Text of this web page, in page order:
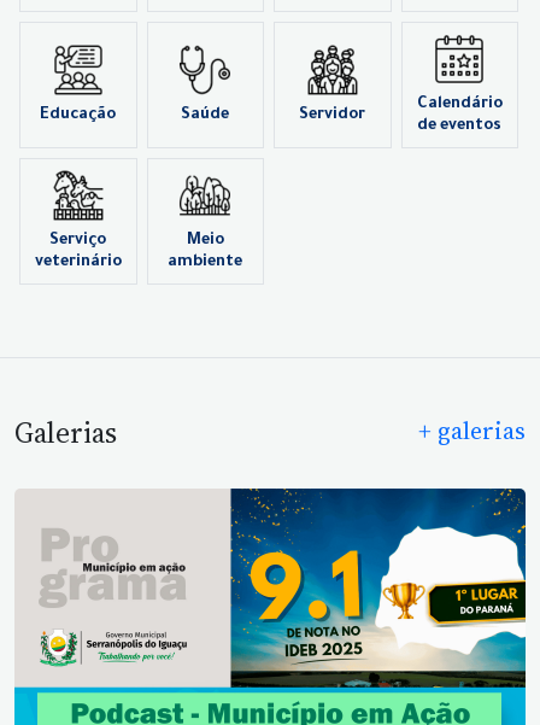
Educação Saúde Servidor
Calendário
de eventos
Serviço
veterinário
Meio
ambiente
Galerias + galerias